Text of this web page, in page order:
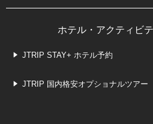
ホテル・アクティビ
JTRIP STAY+ ホテル予約
JTRIP 国内格安オプショナルツアー